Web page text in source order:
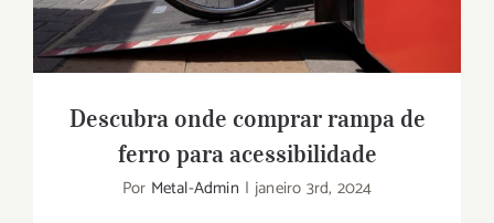
Descubra onde comprar rampa de
ferro para acessibilidade
Por Metal-Admin | janeiro 3rd, 2024